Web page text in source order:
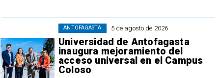
5 de agosto de 2026
Universidad de Antofagasta
inaugura mejoramiento del
acceso universal en el Campus
Coloso
ANTOFAGASTA